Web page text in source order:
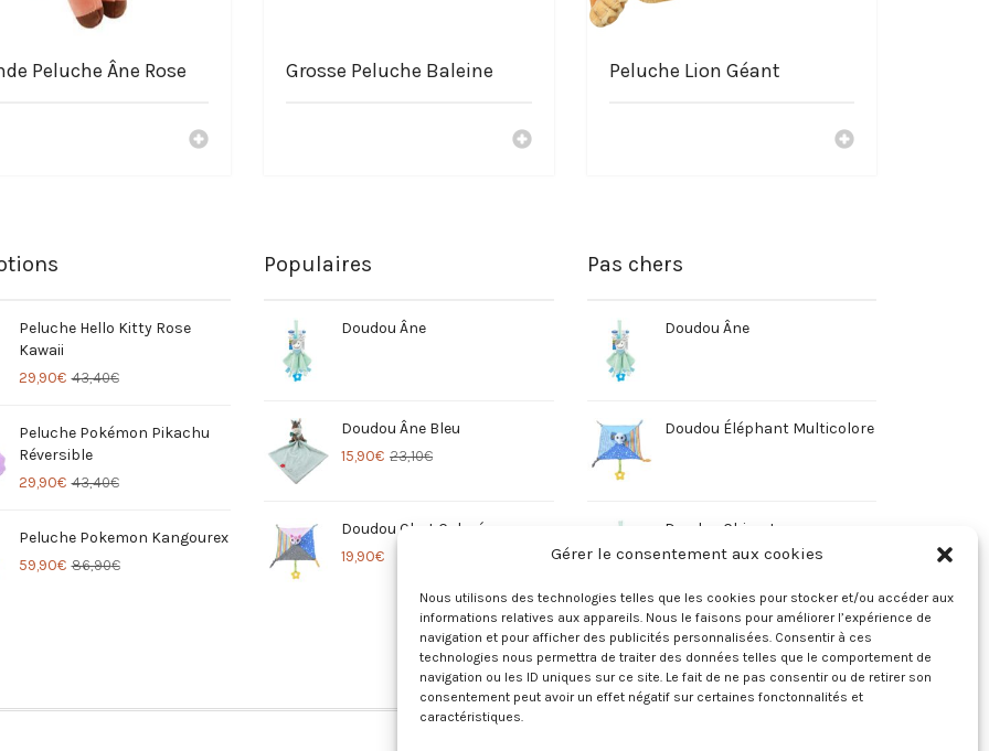
Gérer le consentement aux cookies
Nous utilisons des technologies telles que les cookies pour stocker et/ou accéder aux
informations relatives aux appareils. Nous le faisons pour améliorer l’expérience de
navigation et pour afficher des publicités personnalisées. Consentir à ces
technologies nous permettra de traiter des données telles que le comportement de
navigation ou les ID uniques sur ce site. Le fait de ne pas consentir ou de retirer son
consentement peut avoir un effet négatif sur certaines fonctonnalités et
caractéristiques.
Peluche Âne Rose Grosse Peluche Baleine Peluche Lion Géant
Peluche Hello Kitty Rose
Kawaii
43,40€
29,90€
Peluche Pokémon Pikachu
Réversible
43,40€
29,90€
Peluche Pokemon Kangourex
86,90€
59,90€
Populaires
Doudou Âne
Doudou Âne Bleu
23,10€
15,90€
Doudou Chat Coloré
19,90€
Pas chers
Doudou Âne
Doudou Éléphant Multicolore
Doudou Chien Jaune